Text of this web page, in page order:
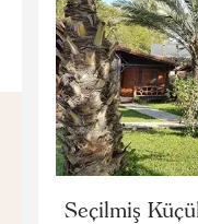
Seçilmiş